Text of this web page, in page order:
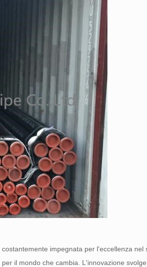
impegnata per l'eccellenza nel
il mondo che cambia. L'innovazione